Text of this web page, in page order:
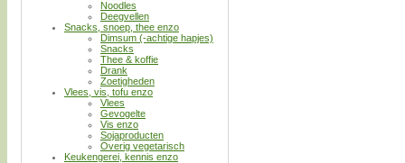
Noodles
Deegvellen
Snacks, snoep, thee enzo
Dimsum (-achtige hapjes)
Snacks
Thee & koffie
Drank
Zoetigheden
Vlees, vis, tofu enzo
Vlees
Gevogelte
Vis enzo
Sojaproducten
Overig vegetarisch
Keukengerei, kennis enzo